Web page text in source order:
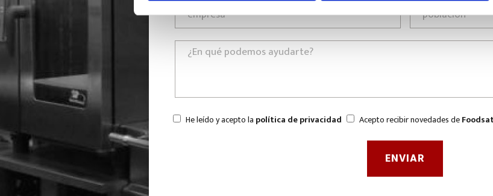
He leído y acepto la política de privacidad Acepto recibir novedades de